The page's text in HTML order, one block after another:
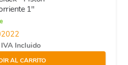
1"
IVA Incluido
AL CARRITO